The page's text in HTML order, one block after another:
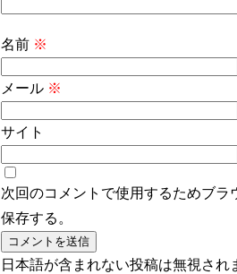
名前 ※
メール ※
サイト
次回のコメントで使用するためブ
保存する。
日本語が含まれない投稿は無視され